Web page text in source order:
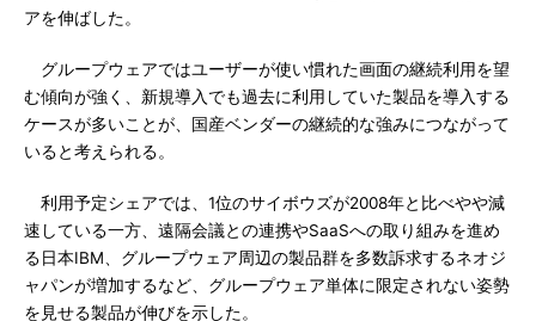
アを伸ばした。
グループウェアではユーザーが使い慣れた画面の継続利用を望
む傾向が強く、新規導入でも過去に利用していた製品を導入する
ケースが多いことが、国産ベンダーの継続的な強みにつながって
いると考えられる。
利用予定シェアでは、1位のサイボウズが2008年と比べやや減
速している一方、遠隔会議との連携やSaaSへの取り組みを進め
る日本IBM、グループウェア周辺の製品群を多数訴求するネオジ
ャパンが増加するなど、グループウェア単体に限定されない姿勢
を見せる製品が伸びを示した。